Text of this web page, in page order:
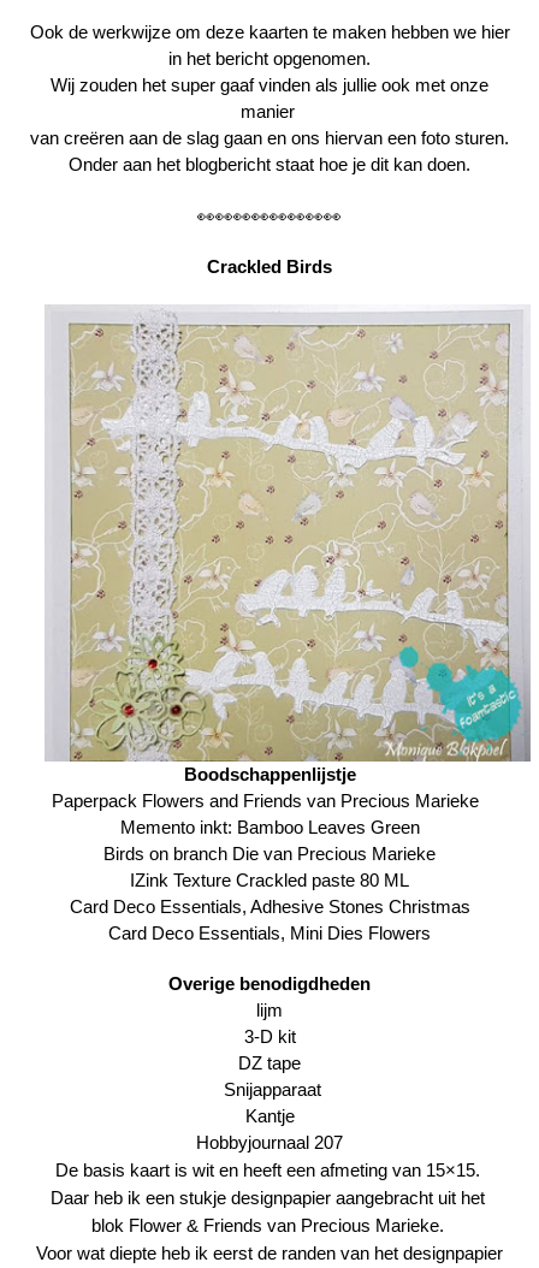
Ook de werkwijze om deze kaarten te maken hebben we hier
in het bericht opgenomen.
Wij zouden het super gaaf vinden als jullie ook met onze
manier
van creëren aan de slag gaan en ons hiervan een foto sturen.
Onder aan het blogbericht staat hoe je dit kan doen.
👀👀👀👀👀👀👀👀
Crackled Birds
Boodschappenlijstje
Paperpack Flowers and Friends van Precious Marieke
Memento inkt: Bamboo Leaves Green
Birds on branch Die van Precious Marieke
IZink Texture Crackled paste 80 ML
Card Deco Essentials, Adhesive Stones Christmas
Card Deco Essentials, Mini Dies Flowers
Overige benodigdheden
lijm
3-D kit
DZ tape
Snijapparaat
Kantje
Hobbyjournaal 207
De basis kaart is wit en heeft een afmeting van 15×15.
Daar heb ik een stukje designpapier aangebracht uit het
blok Flower & Friends van Precious Marieke.
Voor wat diepte heb ik eerst de randen van het designpapier